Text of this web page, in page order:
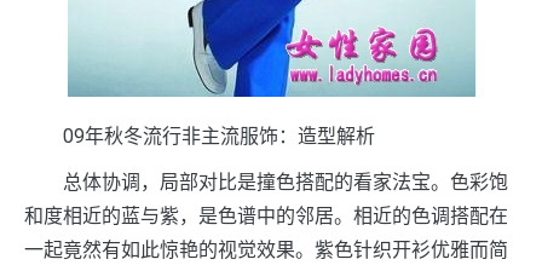
09年秋冬流行非主流服饰：造型解析
总体协调，局部对比是撞色搭配的看家法宝。色彩饱
和度相近的蓝与紫，是色谱中的邻居。相近的色调搭配在
一起竟然有如此惊艳的视觉效果。紫色针织开衫优雅而简